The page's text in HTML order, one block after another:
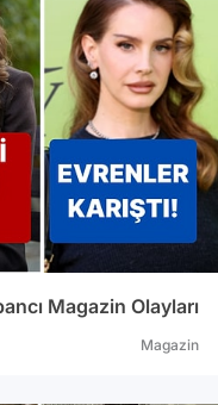
Magazin Olayları
Magazin